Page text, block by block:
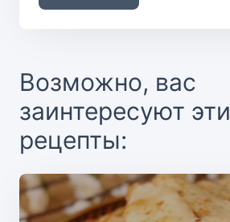
Возможно, вас
заинтересуют эти
рецепты: